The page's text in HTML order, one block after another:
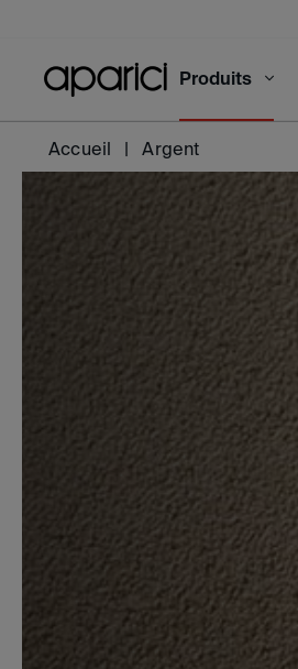
Produits
Accueil Argent